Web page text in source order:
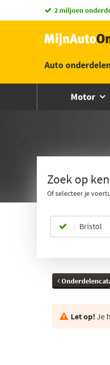
vandaag besteld,
Auto
Motor
Zoek op
Of selecteer je
Bristol
Let op! Je